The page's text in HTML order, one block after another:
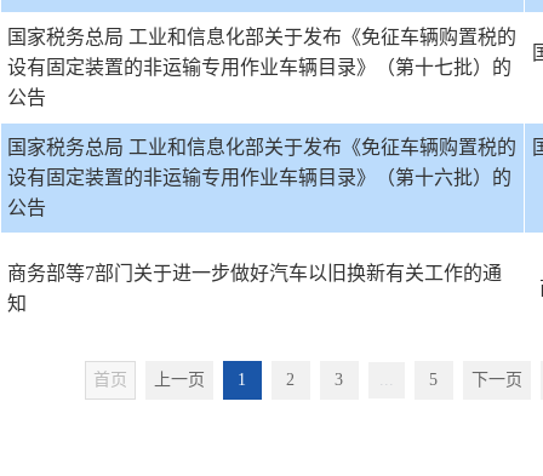
国家税务总局 工业和信息化部关于发布《免征车辆购置税的
设有固定装置的非运输专用作业车辆目录》（第十七批）的
公告
国家税务总局 工业和信息化部关于发布《免征车辆购置税的
设有固定装置的非运输专用作业车辆目录》（第十六批）的
公告
商务部等7部门关于进一步做好汽车以旧换新有关工作的通
知
首页 上一页 1 2 3 ... 5 下一页